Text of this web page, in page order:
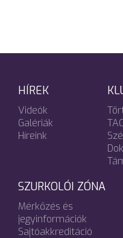
HÍREK
Videók
Galériák
Híreink
SZURKOLÓI ZÓNA
Mérkőzés és
jegyinformációk
Sajtóakkreditáció